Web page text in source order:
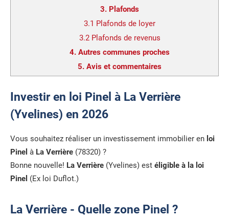
3. Plafonds
3.1 Plafonds de loyer
3.2 Plafonds de revenus
4. Autres communes proches
5. Avis et commentaires
Investir en loi Pinel à La Verrière
(Yvelines) en 2026
Vous souhaitez réaliser un investissement immobilier en loi
Pinel à La Verrière (78320) ?
Bonne nouvelle! La Verrière (Yvelines) est éligible à la loi
Pinel (Ex loi Duflot.)
La Verrière - Quelle zone Pinel ?